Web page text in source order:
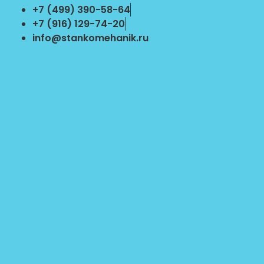
Перейти
содержимому
+7 (499) 390-58-64
+7 (916) 129-74-20
info@stankomehanik.ru